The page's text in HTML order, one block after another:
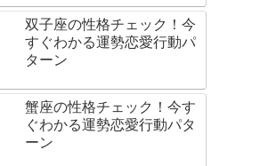
双子座の性格チェック！今
すぐわかる運勢恋愛行動パ
ターン
蟹座の性格チェック！今す
ぐわかる運勢恋愛行動パタ
ーン